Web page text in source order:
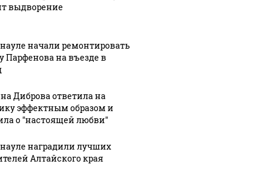
выдворение
начали ремонтировать
Парфенова на въезде в
Диброва ответила на
эффектным образом и
о "настоящей любви"
наградили лучших
Алтайского края